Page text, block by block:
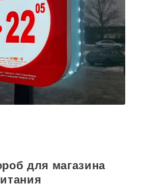
для магазина